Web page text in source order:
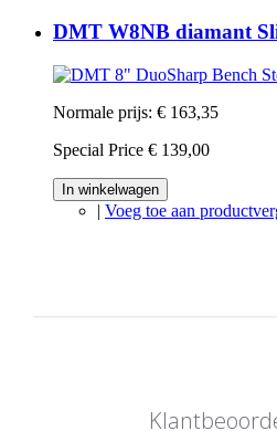
DMT W8NB diamant
Normale prijs: € 163,35
Special Price € 139,00
In winkelwagen
| Voeg toe aan